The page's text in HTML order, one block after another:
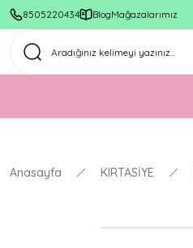
8505220434 BlogMağazalarımız
Anasayfa KIRTASİYE